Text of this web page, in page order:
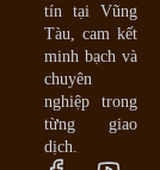
tín tại Vũng
Tàu, cam kết
minh bạch và
chuyên
nghiệp trong
từng giao
dịch.